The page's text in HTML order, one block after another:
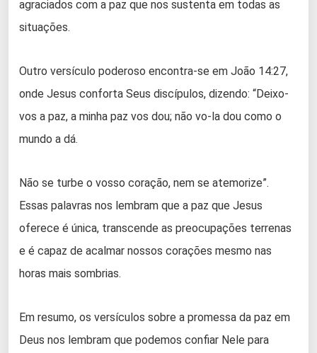
agraciados com a paz que nos sustenta em todas as
situações.
Outro versículo poderoso encontra-se em João 14:27,
onde Jesus conforta Seus discípulos, dizendo: “Deixo-
vos a paz, a minha paz vos dou; não vo-la dou como o
mundo a dá.
Não se turbe o vosso coração, nem se atemorize”.
Essas palavras nos lembram que a paz que Jesus
oferece é única, transcende as preocupações terrenas
e é capaz de acalmar nossos corações mesmo nas
horas mais sombrias.
Em resumo, os versículos sobre a promessa da paz em
Deus nos lembram que podemos confiar Nele para